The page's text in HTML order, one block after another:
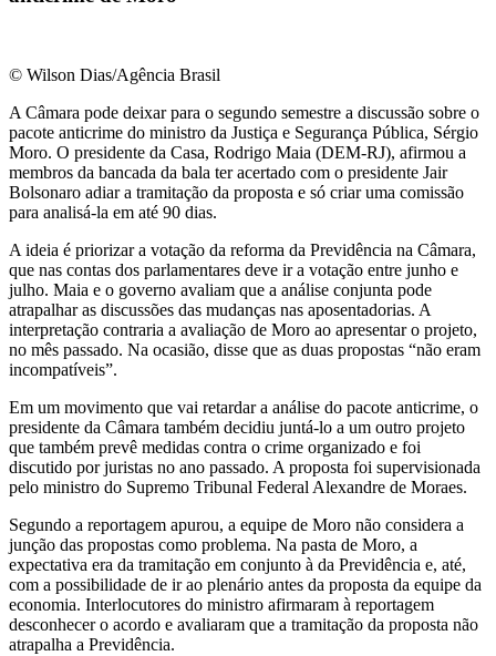
© Wilson Dias/Agência Brasil
A Câmara pode deixar para o segundo semestre a discussão sobre o
pacote anticrime do ministro da Justiça e Segurança Pública, Sérgio
Moro. O presidente da Casa, Rodrigo Maia (DEM-RJ), afirmou a
membros da bancada da bala ter acertado com o presidente Jair
Bolsonaro adiar a tramitação da proposta e só criar uma comissão
para analisá-la em até 90 dias.
A ideia é priorizar a votação da reforma da Previdência na Câmara,
que nas contas dos parlamentares deve ir a votação entre junho e
julho. Maia e o governo avaliam que a análise conjunta pode
atrapalhar as discussões das mudanças nas aposentadorias. A
interpretação contraria a avaliação de Moro ao apresentar o projeto,
no mês passado. Na ocasião, disse que as duas propostas “não eram
incompatíveis”.
Em um movimento que vai retardar a análise do pacote anticrime, o
presidente da Câmara também decidiu juntá-lo a um outro projeto
que também prevê medidas contra o crime organizado e foi
discutido por juristas no ano passado. A proposta foi supervisionada
pelo ministro do Supremo Tribunal Federal Alexandre de Moraes.
Segundo a reportagem apurou, a equipe de Moro não considera a
junção das propostas como problema. Na pasta de Moro, a
expectativa era da tramitação em conjunto à da Previdência e, até,
com a possibilidade de ir ao plenário antes da proposta da equipe da
economia. Interlocutores do ministro afirmaram à reportagem
desconhecer o acordo e avaliaram que a tramitação da proposta não
atrapalha a Previdência.